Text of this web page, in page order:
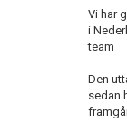
Vi har
i
team
Den
sedan